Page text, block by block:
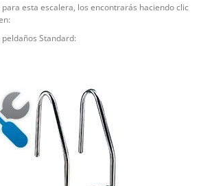
esta escalera, los encontrarás haciendo clic
Standard: